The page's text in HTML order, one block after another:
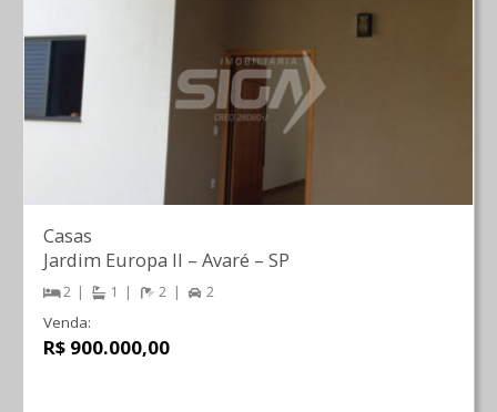
Casas
Jardim Europa II – Avaré – SP
2 1 2 2
Venda:
R$ 900.000,00